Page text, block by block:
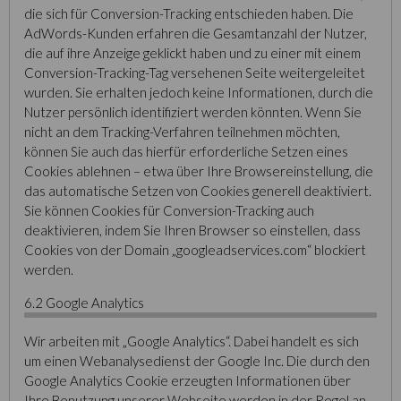
die sich für Conversion-Tracking entschieden haben. Die
AdWords-Kunden erfahren die Gesamtanzahl der Nutzer,
die auf ihre Anzeige geklickt haben und zu einer mit einem
Conversion-Tracking-Tag versehenen Seite weitergeleitet
wurden. Sie erhalten jedoch keine Informationen, durch die
Nutzer persönlich identifiziert werden könnten. Wenn Sie
nicht an dem Tracking-Verfahren teilnehmen möchten,
können Sie auch das hierfür erforderliche Setzen eines
Cookies ablehnen – etwa über Ihre Browsereinstellung, die
das automatische Setzen von Cookies generell deaktiviert.
Sie können Cookies für Conversion-Tracking auch
deaktivieren, indem Sie Ihren Browser so einstellen, dass
Cookies von der Domain „googleadservices.com“ blockiert
werden.
6.2 Google Analytics
Wir arbeiten mit „Google Analytics“. Dabei handelt es sich
um einen Webanalysedienst der Google Inc. Die durch den
Google Analytics Cookie erzeugten Informationen über